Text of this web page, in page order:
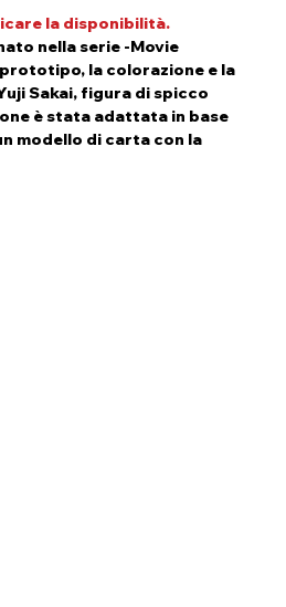
la disponibilità.
nella serie -Movie
la colorazione e la
Sakai, figura di spicco
è stata adattata in base
modello di carta con la